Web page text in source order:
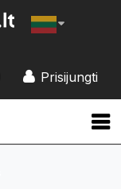
Prisijungti